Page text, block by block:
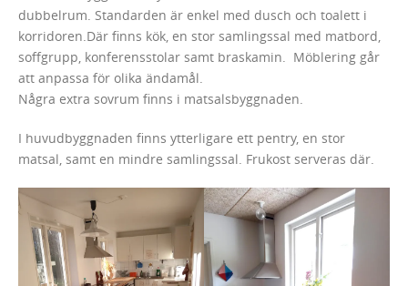
dubbelrum. Standarden är enkel med dusch och toalett i
korridoren.Där finns kök, en stor samlingssal med matbord,
soffgrupp, konferensstolar samt braskamin. Möblering går
att anpassa för olika ändamål.
Några extra sovrum finns i matsalsbyggnaden.
I huvudbyggnaden finns ytterligare ett pentry, en stor
matsal, samt en mindre samlingssal. Frukost serveras där.